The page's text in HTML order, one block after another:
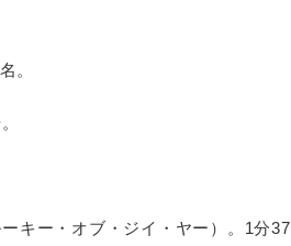
。
キー・オブ・ジイ・ヤー）。1分37